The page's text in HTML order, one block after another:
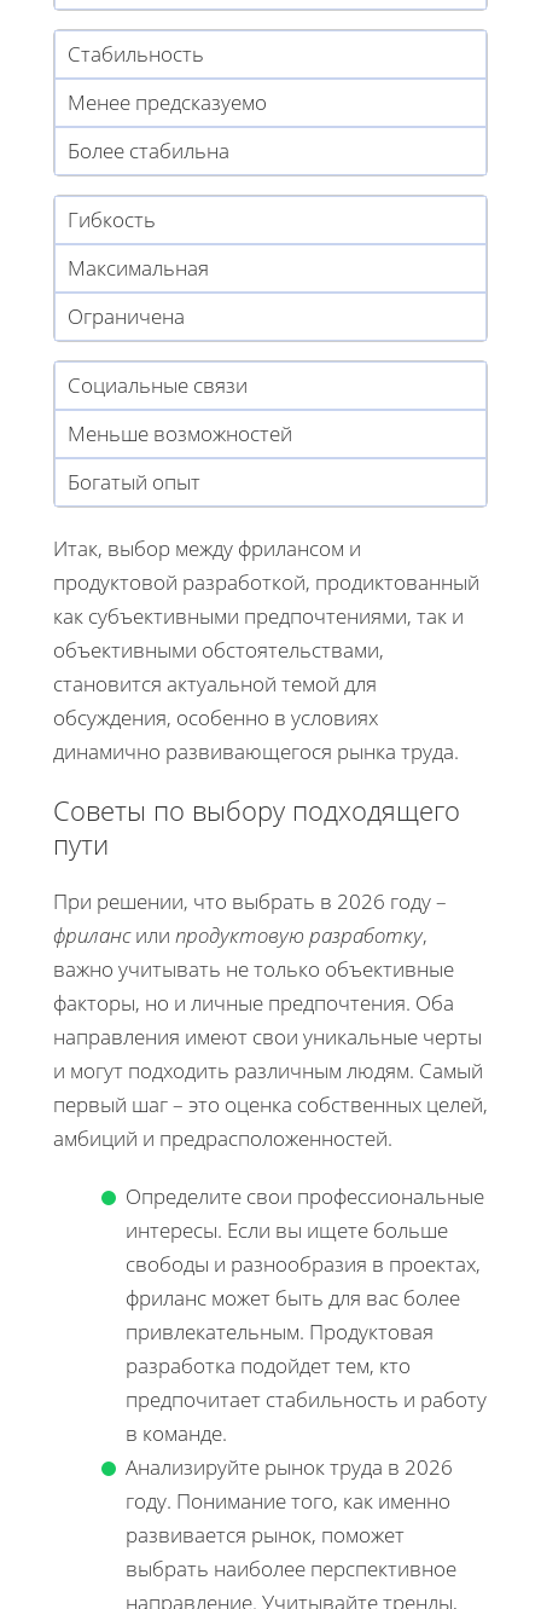
Стабильность
Менее предсказуемо
Более стабильна
Гибкость
Максимальная
Ограничена
Социальные связи
Меньше возможностей
Богатый опыт
Итак, выбор между фрилансом и
продуктовой разработкой, продиктованный
как субъективными предпочтениями, так и
объективными обстоятельствами,
становится актуальной темой для
обсуждения, особенно в условиях
динамично развивающегося рынка труда.
Советы по выбору подходящего
пути
При решении, что выбрать в 2026 году –
фрилансили продуктовую разработку,
важно учитывать не только объективные
факторы, но и личные предпочтения. Оба
направления имеют свои уникальные черты
и могут подходить различным людям. Самый
первый шаг – это оценка собственных целей,
амбиций и предрасположенностей.
Определите свои профессиональные
интересы. Если вы ищете больше
свободы и разнообразия в проектах,
фриланс может быть для вас более
привлекательным. Продуктовая
разработка подойдет тем, кто
предпочитает стабильность и работу
в команде.
Анализируйте рынок труда в 2026
году. Понимание того, как именно
развивается рынок, поможет
выбрать наиболее перспективное
направление. Учитывайте тренды,